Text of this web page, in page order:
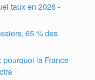
taux en 2026 -
65 % des
pourquoi la France